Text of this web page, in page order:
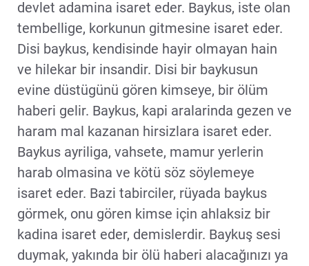
devlet adamina isaret eder. Baykus, iste olan
tembellige, korkunun gitmesine isaret eder.
Disi baykus, kendisinde hayir olmayan hain
ve hilekar bir insandir. Disi bir baykusun
evine düstügünü gören kimseye, bir ölüm
haberi gelir. Baykus, kapi aralarinda gezen ve
haram mal kazanan hirsizlara isaret eder.
Baykus ayriliga, vahsete, mamur yerlerin
harab olmasina ve kötü söz söylemeye
isaret eder. Bazi tabirciler, rüyada baykus
görmek, onu gören kimse için ahlaksiz bir
kadina isaret eder, demislerdir. Baykuş sesi
duymak, yakında bir ölü haberi alacağınızı ya